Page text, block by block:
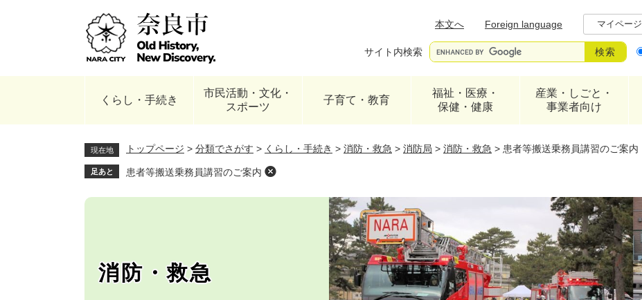
本文へ
Foreign language マイページ
サイト内検索
くらし・手続き
市民活動・文化・
スポーツ
子育て・教育
福祉・医療・
保健・健康
産業・しごと・
事業者向け
現在地 トップページ > 分類でさがす > くらし・手続き > 消防・救急 > 消防局 > 消防・救急 > 患者等搬送乗務員講習のご案内
足あと 患者等搬送乗務員講習のご案内
消防・救急